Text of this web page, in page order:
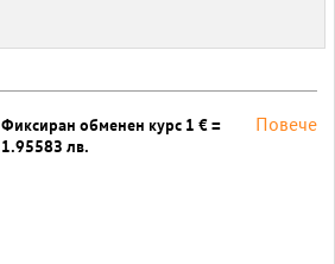
Фиксиран обменен курс 1 € =
1.95583 лв.
Повече